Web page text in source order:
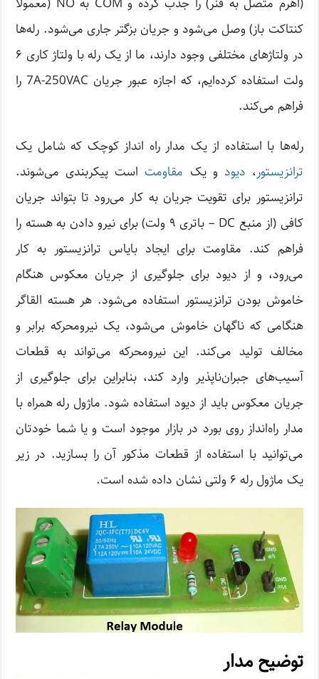
کنتاکت باز) وصل می‌شود و جریان بزگتر جاری می‌شود. رله‌ها
در ولتاژهای مختلفی وجود دارند، ما از یک رله با ولتاژ کاری ۶
ولت استفاده کرده‌ایم، که اجازه عبور جریان 7A-250VAC را
فراهم می‌کند.
رله‌ها با استفاده از یک مدار راه انداز کوچک که شامل یک
ترانزیستور، دیود و یک مقاومت است پیکربندی می‌شوند.
ترانزیستور برای تقویت جریان به کار می‌رود تا بتواند جریان
کافی (از منبع DC – باتری ۹ ولت) برای نیرو دادن به هسته را
فراهم کند. مقاومت برای ایجاد بایاس ترانزیستور به کار
می‌رود، و از دیود برای جلوگیری از جریان معکوس هنگام
خاموش بودن ترانزیستور استفاده می‌شود. هر هسته القاگر
هنگامی ‌که ناگهان خاموش می‌شود، یک نیرومحرکه برابر و
مخالف تولید می‌کند. این نیرومحرکه می‌تواند به قطعات
آسیب‌های جبران‌ناپذیر وارد کند، بنابراین برای جلوگیری از
جریان معکوس باید از دیود استفاده شود. ماژول رله همراه با
مدار راه‌انداز روی بورد در بازار موجود است و یا شما خودتان
می‌توانید با استفاده از قطعات مذکور آن را بسازید. در زیر
یک ماژول رله ۶ ولتی نشان داده شده است.
توضیح مدار